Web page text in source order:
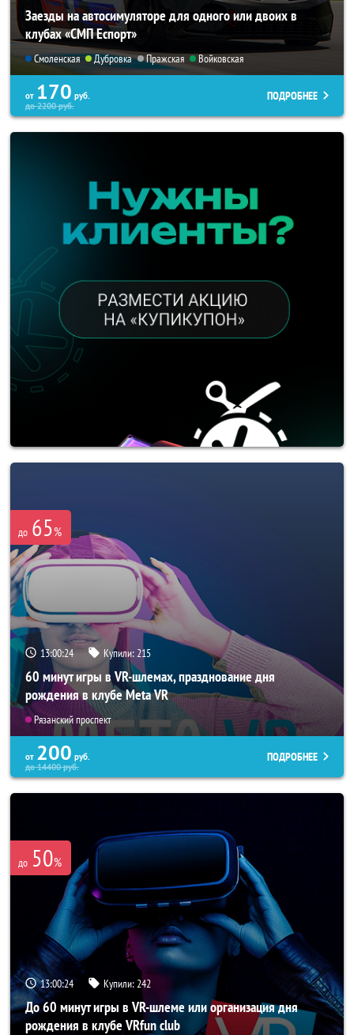
Заезды на автосимуляторе для одного или двоих в
клубах «СМП Еспорт»
Смоленская Дубровка Пражская Войковская
от 170 руб.
до2200руб.
ПОДРОБНЕЕ
до 65%
13:00:23 Купили: 215
60 минут игры в VR-шлемах, празднование дня
рождения в клубе Meta VR
Рязанский проспект
от 200 руб.
до14400руб.
ПОДРОБНЕЕ
до 50%
13:00:23 Купили: 242
До 60 минут игры в VR-шлеме или организация дня
рождения в клубе VRfun club